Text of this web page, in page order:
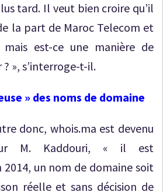
tard. Il veut bien croire qu’il
la part de Maroc Telecom et
est-ce une manière de
», s’interroge-t-il.
» des noms de domaine
donc, whois.ma est devenu
M. Kaddouri, « il est
2014, un nom de domaine soit
réelle et sans décision de